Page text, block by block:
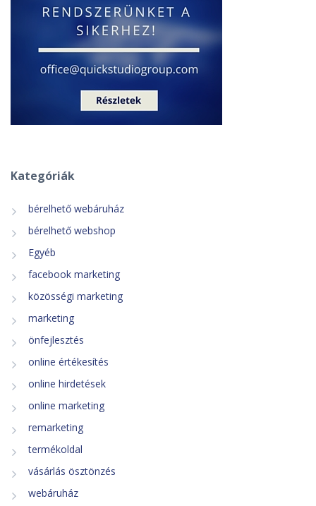
Kategóriák
bérelhető webáruház
bérelhető webshop
Egyéb
facebook marketing
közösségi marketing
marketing
önfejlesztés
online értékesítés
online hirdetések
online marketing
remarketing
termékoldal
vásárlás ösztönzés
webáruház